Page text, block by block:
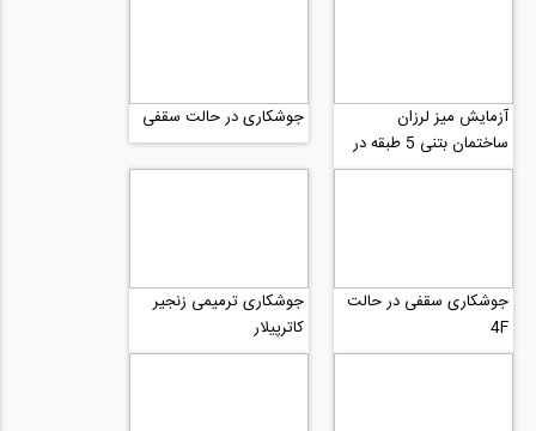
آزمایش میز لرزان
ساختمان بتنی 5 طبقه در
ژاپن و تشکیل مفاصل
جوشکاری در حالت سقفی
جوشکاری سقفی در حالت
4F
جوشکاری ترمیمی زنجیر
کاترپیلار